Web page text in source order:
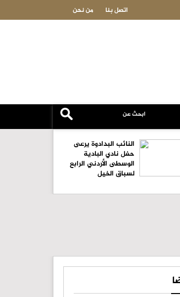
من نحن اتصل بنا
النائب البدادوة يرعى
حفل نادي البادية
الوسطى الأردني الرابع
لسباق الخيل